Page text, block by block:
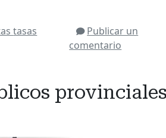
tasas
Publicar un
comentario
provinciales